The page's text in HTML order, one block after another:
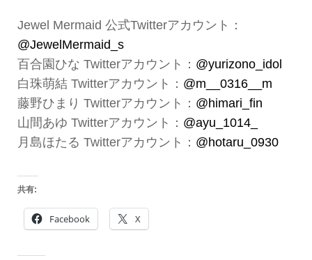
Jewel Mermaid 公式Twitterアカウント：
@JewelMermaid_s
百合園ひな Twitterアカウント： @yurizono_idol
白珠萌結 Twitterアカウント： @m__0316__m
藤野ひまり Twitterアカウント： @himari_fin
山間あゆ Twitterアカウント： @ayu_1014_
月島ほたる Twitterアカウント： @hotaru_0930
共有:
Facebook X